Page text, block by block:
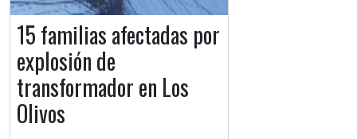
15 familias afectadas por
explosión de
transformador en Los
Olivos